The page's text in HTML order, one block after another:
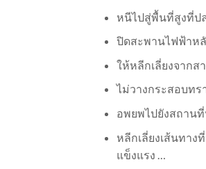
หนีไปสู่พื้นที่สูงที่ป
ปิดสะพานไฟฟ้าห
ให้หลีกเลี่ยงจาก
ไม่วางกระสอบทร
อพยพไปยังสถาน
หลีกเลี่ยงเส้นทาง
แข็งแรง …